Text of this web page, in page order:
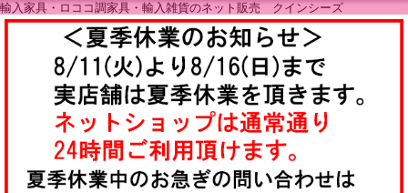
輸入家具・ロココ調家具・輸入雑貨のネット販売 クインシーズ